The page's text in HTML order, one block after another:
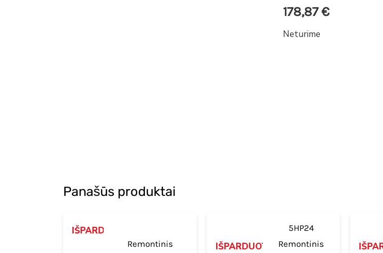
178,87€
Neturime
Panašūs produktai
IŠPARDUOTA
Remontinis
IŠPARDUOTA
5HP24
Remontinis